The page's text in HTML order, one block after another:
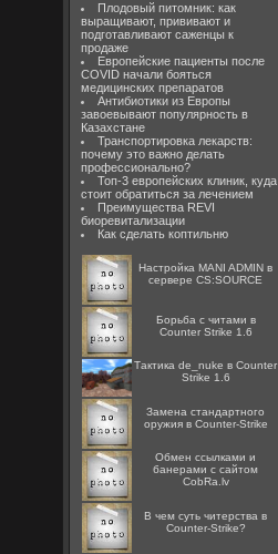
Плодовый питомник: как
выращивают, прививают и
подготавливают саженцы к
продаже
Европейские пациенты после
COVID начали бояться
медицинских препаратов
Антибиотики из Европы
завоевывают популярность в
Казахстане
Транспортировка лекарств:
почему это важно делать
профессионально?
Топ-3 европейских клиник, куда
стоит обратиться за лечением
Преимущества REVI
биоревитализации
Как сделать коптильню
Настройка MANI ADMIN в
сервере CS:SOURCE
Борьба с читами в
Counter Strike 1.6
Тактика de_nuke в Counter
Strike 1.6
Замена стандартного
оружия в Counter-Strike
Oбмен ссылками и
банерами с сайтом
CobRa.lv
В чем суть читерства в
Counter-Strike?